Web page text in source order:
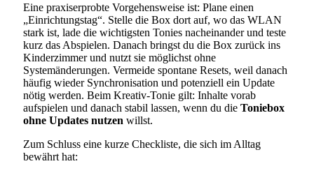
Eine praxiserprobte Vorgehensweise ist: Plane einen
„Einrichtungstag“. Stelle die Box dort auf, wo das WLAN
stark ist, lade die wichtigsten Tonies nacheinander und teste
kurz das Abspielen. Danach bringst du die Box zurück ins
Kinderzimmer und nutzt sie möglichst ohne
Systemänderungen. Vermeide spontane Resets, weil danach
häufig wieder Synchronisation und potenziell ein Update
nötig werden. Beim Kreativ-Tonie gilt: Inhalte vorab
aufspielen und danach stabil lassen, wenn du die Toniebox
ohne Updates nutzen willst.
Zum Schluss eine kurze Checkliste, die sich im Alltag
bewährt hat: